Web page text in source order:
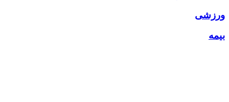
ورزشی
بیمه